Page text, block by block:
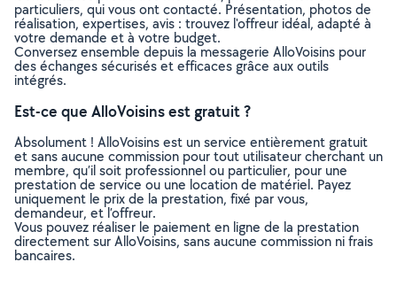
particuliers, qui vous ont contacté. Présentation, photos de
réalisation, expertises, avis : trouvez l'offreur idéal, adapté à
votre demande et à votre budget.
Conversez ensemble depuis la messagerie AlloVoisins pour
des échanges sécurisés et efficaces grâce aux outils
intégrés.
Est-ce que AlloVoisins est gratuit ?
Absolument ! AlloVoisins est un service entièrement gratuit
et sans aucune commission pour tout utilisateur cherchant un
membre, qu’il soit professionnel ou particulier, pour une
prestation de service ou une location de matériel. Payez
uniquement le prix de la prestation, fixé par vous,
demandeur, et l’offreur.
Vous pouvez réaliser le paiement en ligne de la prestation
directement sur AlloVoisins, sans aucune commission ni frais
bancaires.